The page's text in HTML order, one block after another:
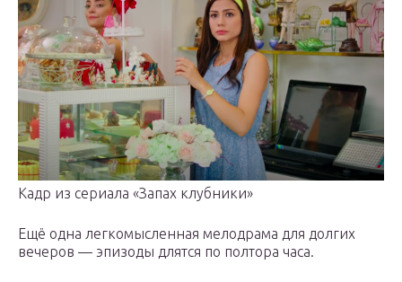
Кадр из сериала «Запах клубники»
Ещё одна легкомысленная мелодрама для долгих
вечеров — эпизоды длятся по полтора часа.